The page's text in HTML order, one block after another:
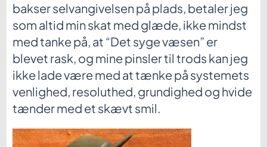
bakser selvangivelsen på plads, betaler jeg
som altid min skat med glæde, ikke mindst
med tanke på, at “Det syge væsen” er
blevet rask, og mine pinsler til trods kan jeg
ikke lade være med at tænke på systemets
venlighed, resoluthed, grundighed og hvide
tænder med et skævt smil.